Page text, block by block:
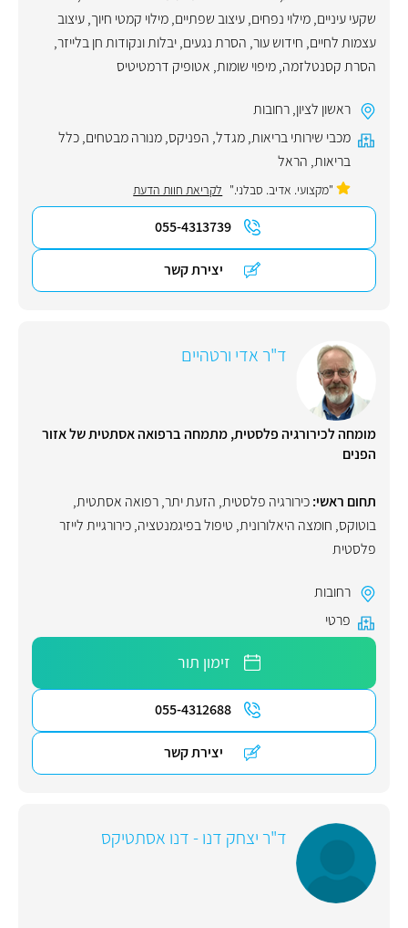
שקעי עיניים,מילוי נפחים,עיצוב שפתיים,מילוי קמטי חיוך,עיצוב
עצמות לחיים, חידוש עור, הסרת נגעים, יבלות ונקודות חן בלייזר,
הסרת קסנטלזמה,מיפוי שומות, אטופיק דרמטיטיס
ראשון לציון,רחובות
מכבי שירותי בריאות,מגדל, הפניקס,מנורה מבטחים,כלל
בריאות, הראל
"מקצועי. אדיב. סבלני." לקריאת חוות הדעת
055-4313739
יצירת קשר
ד"ר אדי ורטהיים
מומחה לכירורגיה פלסטית, מתמחה ברפואה אסתטית של אזור
הפנים
תחום ראשי:כירורגיה פלסטית, הזעת יתר,רפואה אסתטית,
בוטוקס, חומצה היאלורונית, טיפול בפיגמנטציה,כירורגיית לייזר
פלסטית
רחובות
פרטי
זימון תור
055-4312688
יצירת קשר
ד"ר יצחק דנו - דנו אסתטיקס